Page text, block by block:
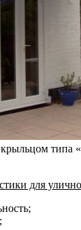
типа
для